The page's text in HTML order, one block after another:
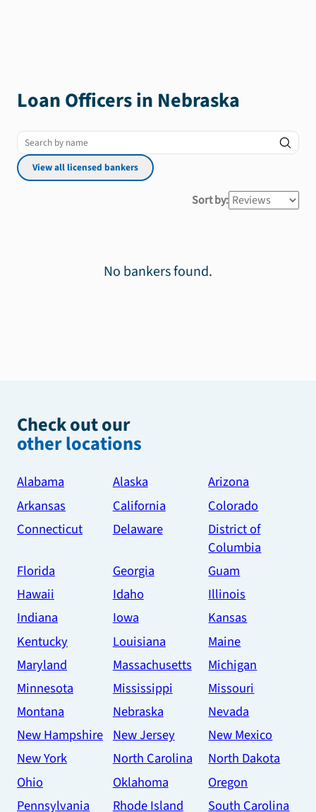
Loan Officers in Nebraska
View all licensed bankers
Sort by:
No bankers found.
Check out our
other locations
Alabama Alaska
Arizona
Arkansas
California
Colorado
Connecticut
Delaware
District of
Columbia
Florida
Georgia
Guam
Hawaii
Idaho
Illinois
Indiana
Iowa
Kansas
Kentucky
Louisiana
Maine
Maryland
Massachusetts
Michigan
Minnesota
Mississippi
Missouri
Montana
Nebraska
Nevada
New Hampshire New Jersey
New Mexico
New York
North Carolina
North Dakota
Ohio
Oklahoma
Oregon
Pennsylvania
Rhode Island
South Carolina